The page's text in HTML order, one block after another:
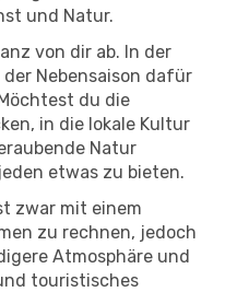
und Natur.
von dir ab. In der
Nebensaison dafür
du die
in die lokale Kultur
Natur
etwas zu bieten.
zwar mit einem
zu rechnen, jedoch
Atmosphäre und
touristisches